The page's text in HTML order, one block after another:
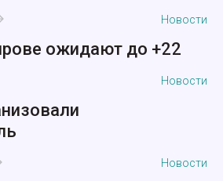
Новости
ожидают до +22
Новости
Новости